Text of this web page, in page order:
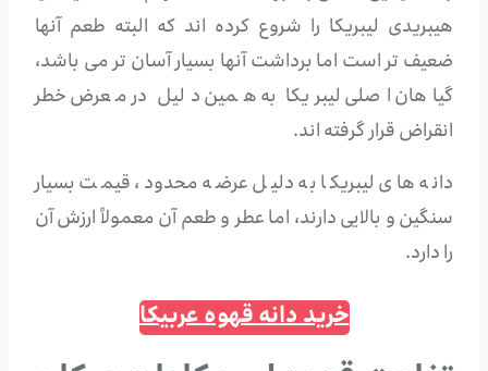
هیبریدی لیبریکا را شروع کرده اند که البته طعم آنها
ضعیف تر است اما برداشت آنها بسیار آسان تر می باشد،
گیاهان اصلی لیبریکا به همین دلیل در معرض خطر
انقراض قرار گرفته اند.
دانه های لیبریکا به دلیل عرضه محدود، قیمت بسیار
سنگین و بالایی دارند، اما عطر و طعم آن معمولاً ارزش آن
را دارد.
خرید دانه قهوه عربیکا